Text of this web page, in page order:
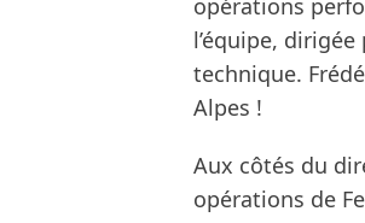
opérations
l’équipe,
technique.
Alpes !
Aux côtés du
opérations de